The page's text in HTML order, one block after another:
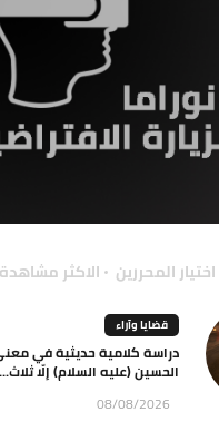
اختيار المحررين الاكثر مشاهدة
قضايا وآراء
دراسة كلامية حديثية في
الحسين (عليه السلام) إلّا ثلاث...
08/08/2026